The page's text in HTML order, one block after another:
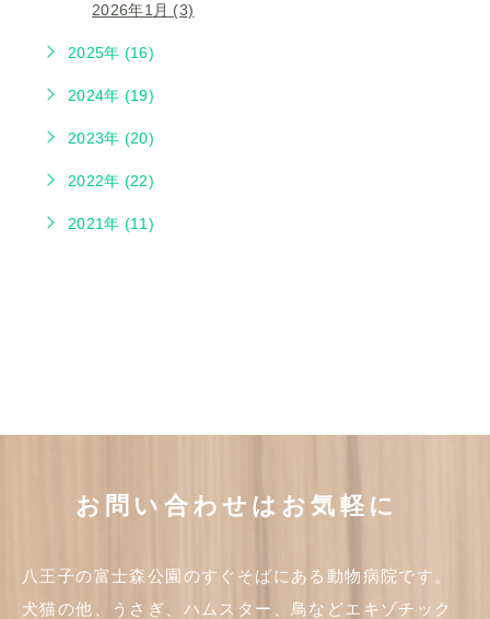
2026年1月 (3)
2025年 (16)
2024年 (19)
2023年 (20)
2022年 (22)
2021年 (11)
お問い合わせはお気軽に
八王子の富士森公園のすぐそばにある動物病院です。
犬猫の他、うさぎ、ハムスター、鳥などエキゾチック